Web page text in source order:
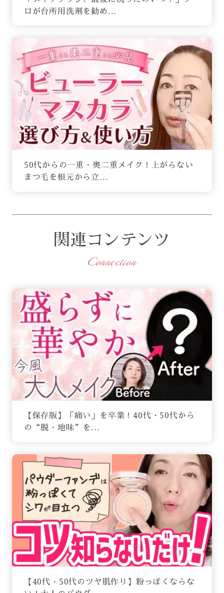
ロが台所用洗剤を勧め...
50代からの一重・奥二重メイク！上がらない
まつ毛を根元から立...
関連コンテンツ
Connection
【保存版】「痛い」を卒業！40代・50代から
の“脱・地味”を...
【40代・50代のツヤ肌作り】粉っぽくならな